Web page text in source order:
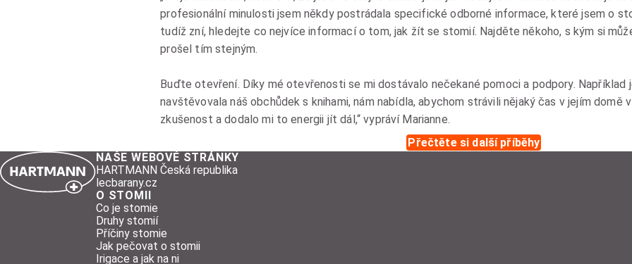
profesionální minulosti jsem někdy postrádala specifické odborné informace, které jsem o
tudíž zní, hledejte co nejvíce informací o tom, jak žít se stomií. Najděte někoho, s kým si
prošel tím stejným.
Buďte otevření. Díky mé otevřenosti se mi dostávalo nečekané pomoci a podpory. Například
navštěvovala náš obchůdek s knihami, nám nabídla, abychom strávili nějaký čas v jejím domě
zkušenost a dodalo mi to energii jít dál,“ vypráví Marianne.
Přečtěte si další příběhy
NAŠE WEBOVÉ STRÁNKY
HARTMANN Česká republika
lecbarany.cz
O STOMII
Co je stomie
Druhy stomií
Příčiny stomie
Jak pečovat o stomii
Irigace a jak na ni